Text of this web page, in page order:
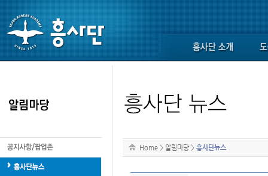
Home > 알림마당 > 흥사단뉴스